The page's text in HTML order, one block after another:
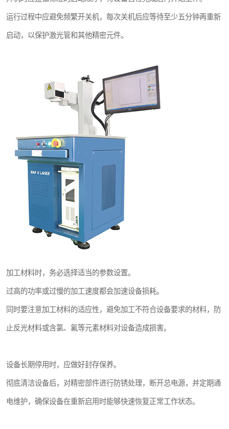
运行过程中应避免频繁开关机，每次关机后应等待至少五分钟再重新
启动，以保护激光管和其他精密元件。
加工材料时，务必选择适当的参数设置。
过高的功率或过慢的加工速度都会加速设备损耗。
同时要注意加工材料的适应性，避免加工不符合设备要求的材料，防
止反光材料或含氯、氟等元素材料对设备造成损害。
设备长期停用时，应做好封存保养。
彻底清洁设备后，对精密部件进行防锈处理，断开总电源，并定期通
电维护，确保设备在重新启用时能够快速恢复正常工作状态。